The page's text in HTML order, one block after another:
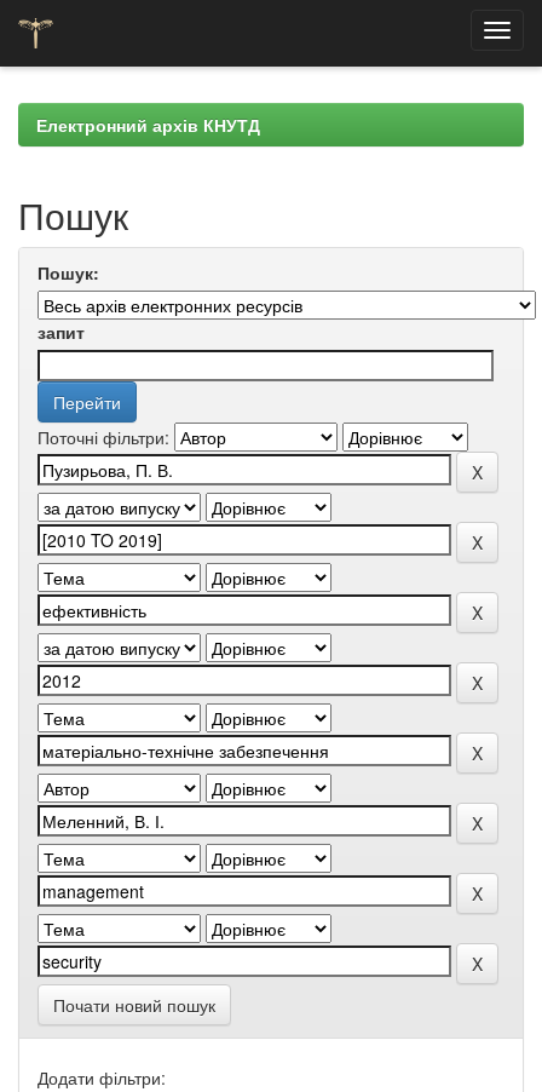
navigationЕлектронний архів КНУТД
Пошук
Пошук:
запит
Поточні фільтри:
Почати новий пошук
Додати фільтри: